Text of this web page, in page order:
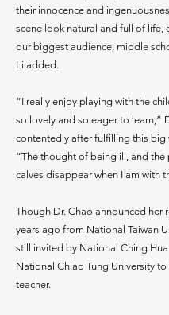
their innocence and
scene look natural and full of life,
our biggest audience, middle
Li added.
“I really enjoy playing with the
so lovely and so eager to learn,”
contentedly after fulfilling this big
“The thought of being ill, and the
calves disappear when I am with
Though Dr. Chao announced her
years ago from National Taiwan
still invited by National Ching
National Chiao Tung University
teacher.